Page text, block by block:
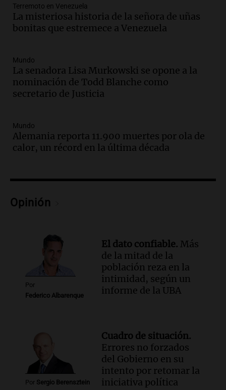
Episodios
Audio.Suspenden clases en Bariloche y
alrededores por nevadas y malas
Episodios
Audio.Uspallata enfrenta un temporal
de nieve que deja varados a 1500
Episodios
Audio.Exigen justicia por Débora:
"Lamentablemente nadie va a
Audio.
Desayuno de Juntos
Episodios
Audio.
Una mujer fallece tras vuelco de
vehículo en la Circunvalación Este-
Oeste en Salta
Panorama Federal
en la Circunvalación Este-Oeste de
Salta
Panorama Federal
Episodios
Audio.El Polo Obrero marcha en
Terremoto en Venezuela
La misteriosa historia de la señora de uñas
bonitas que estremece a Venezuela
Mundo
La senadora Lisa Murkowski se opone a la
nominación de Todd Blanche como
secretario de Justicia
Mundo
Alemania reporta 11.900 muertes por ola de
calor, un récord en la última década
Opinión
Por
Federico Albarenque
El dato confiable. Más
de la mitad de la
población reza en la
intimidad, según un
informe de la UBA
Por Sergio Berensztein
Cuadro de situación.
Errores no forzados
del Gobierno en su
intento por retomar la
iniciativa política